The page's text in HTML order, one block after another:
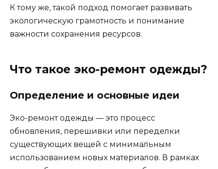
К тому же, такой подход помогает развивать
экологическую грамотность и понимание
важности сохранения ресурсов.
Что такое эко-ремонт одежды?
Определение и основные идеи
Эко-ремонт одежды — это процесс
обновления, перешивки или переделки
существующих вещей с минимальным
использованием новых материалов. В рамках